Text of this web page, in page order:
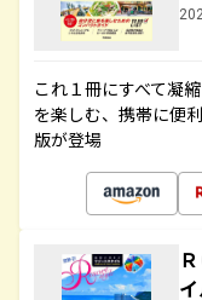
これ１冊にすべて凝
を楽しむ、携帯に便
版が登場